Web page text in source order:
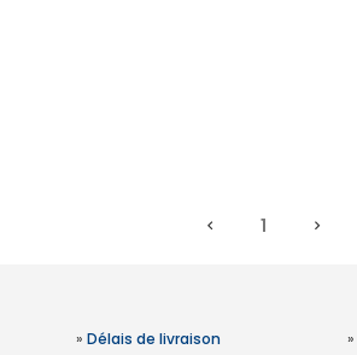
1
» Délais de livraison
»